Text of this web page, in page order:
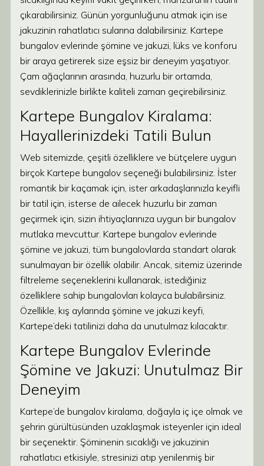
çıkarabilirsiniz. Günün yorgunluğunu atmak için ise
jakuzinin rahatlatıcı sularına dalabilirsiniz. Kartepe
bungalov evlerinde şömine ve jakuzi, lüks ve konforu
bir araya getirerek size eşsiz bir deneyim yaşatıyor.
Çam ağaçlarının arasında, huzurlu bir ortamda,
sevdiklerinizle birlikte kaliteli zaman geçirebilirsiniz.
Kartepe Bungalov Kiralama:
Hayallerinizdeki Tatili Bulun
Web sitemizde, çeşitli özelliklere ve bütçelere uygun
birçok Kartepe bungalov seçeneği bulabilirsiniz. İster
romantik bir kaçamak için, ister arkadaşlarınızla keyifli
bir tatil için, isterse de ailecek huzurlu bir zaman
geçirmek için, sizin ihtiyaçlarınıza uygun bir bungalov
mutlaka mevcuttur. Kartepe bungalov evlerinde
şömine ve jakuzi, tüm bungalovlarda standart olarak
sunulmayan bir özellik olabilir. Ancak, sitemiz üzerinde
filtreleme seçeneklerini kullanarak, istediğiniz
özelliklere sahip bungalovları kolayca bulabilirsiniz.
Özellikle, kış aylarında şömine ve jakuzi keyfi,
Kartepe’deki tatilinizi daha da unutulmaz kılacaktır.
Kartepe Bungalov Evlerinde
Şömine ve Jakuzi: Unutulmaz Bir
Deneyim
Kartepe’de bungalov kiralama, doğayla iç içe olmak ve
şehrin gürültüsünden uzaklaşmak isteyenler için ideal
bir seçenektir. Şöminenin sıcaklığı ve jakuzinin
rahatlatıcı etkisiyle, stresinizi atıp yenilenmiş bir